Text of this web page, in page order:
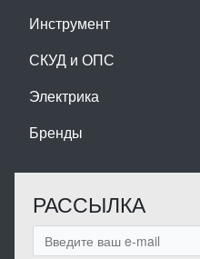
Инструмент
СКУД и ОПС
Электрика
Бренды
РАССЫЛКА